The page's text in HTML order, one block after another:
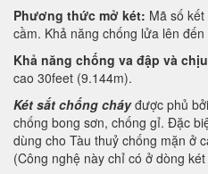
Phương thức mở két: Mã số
cầm. Khả năng chống lửa lên
Khả năng chống va đập và
cao 30feet (9.144m).
Két sắt chống cháyđược phủ
chống bong sơn, chống gỉ. Đặc
dùng cho Tàu thuỷ chống mặn ở
(Công nghệ này chỉ có ở dòng